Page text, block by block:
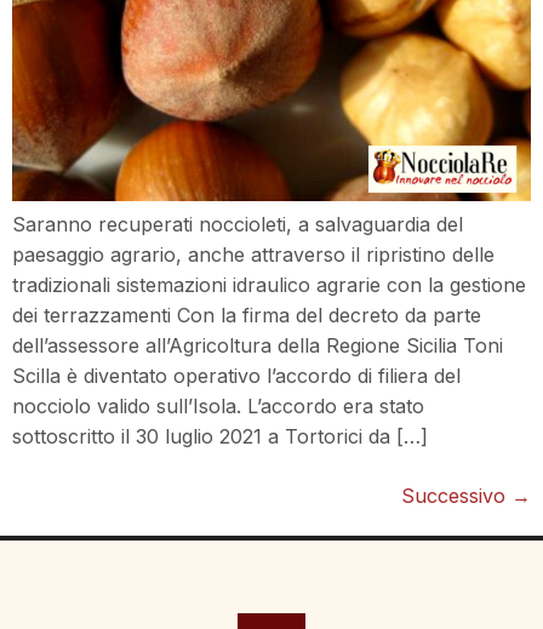
Saranno recuperati noccioleti, a salvaguardia del
paesaggio agrario, anche attraverso il ripristino delle
tradizionali sistemazioni idraulico agrarie con la gestione
dei terrazzamenti Con la firma del decreto da parte
dell’assessore all’Agricoltura della Regione Sicilia Toni
Scilla è diventato operativo l’accordo di filiera del
nocciolo valido sull’Isola. L’accordo era stato
sottoscritto il 30 luglio 2021 a Tortorici da […]
Successivo →